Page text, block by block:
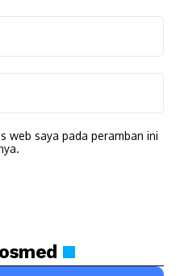
web saya pada peramban ini